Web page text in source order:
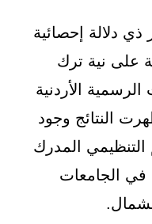
ذي دلالة إحصائية
على نية ترك
الأردنية
النتائج وجود
التنظيمي المدرك
في الجامعات